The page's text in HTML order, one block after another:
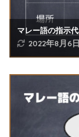
マレー語の指示
2022年8月6日